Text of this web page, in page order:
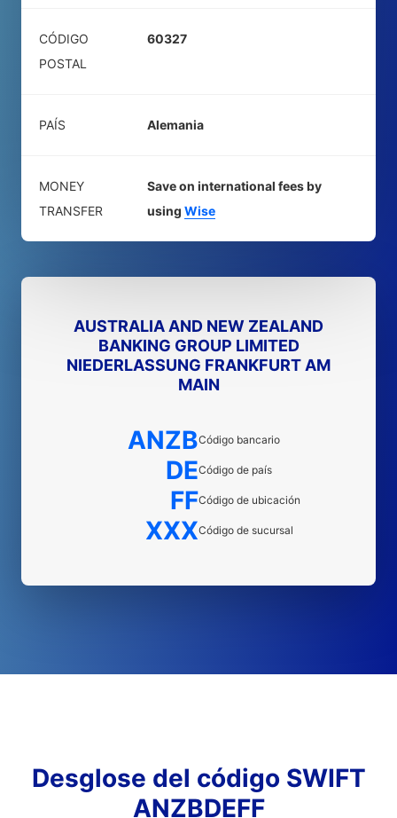
CÓDIGO
POSTAL
60327
PAÍS Alemania
MONEY
TRANSFER
Save on international fees by
using Wise
AUSTRALIA AND NEW ZEALAND
BANKING GROUP LIMITED
NIEDERLASSUNG FRANKFURT AM
MAIN
ANZBCódigo bancario
DECódigo de país
FFCódigo de ubicación
XXXCódigo de sucursal
Desglose del código SWIFT
ANZBDEFF